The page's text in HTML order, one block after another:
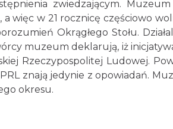
zwiedzającym. Muzeum
więc w 21 rocznicę częściowo
Okrągłego Stołu.
muzeum deklarują, iż
Rzeczypospolitej Ludowej.
znają jedynie z opowiadań.
okresu.